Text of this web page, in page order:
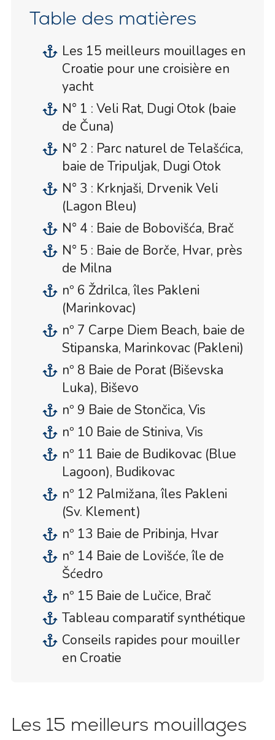
Table des matières
Les 15 meilleurs mouillages en
Croatie pour une croisière en
yacht
N° 1 : Veli Rat, Dugi Otok (baie
de Čuna)
N° 2 : Parc naturel de Telašćica,
baie de Tripuljak, Dugi Otok
N° 3 : Krknjaši, Drvenik Veli
(Lagon Bleu)
N° 4 : Baie de Bobovišća, Brač
N° 5 : Baie de Borče, Hvar, près
de Milna
nº 6 Ždrilca, îles Pakleni
(Marinkovac)
nº 7 Carpe Diem Beach, baie de
Stipanska, Marinkovac (Pakleni)
nº 8 Baie de Porat (Biševska
Luka), Biševo
nº 9 Baie de Stončica, Vis
nº 10 Baie de Stiniva, Vis
nº 11 Baie de Budikovac (Blue
Lagoon), Budikovac
nº 12 Palmižana, îles Pakleni
(Sv. Klement)
nº 13 Baie de Pribinja, Hvar
nº 14 Baie de Lovišće, île de
Šćedro
nº 15 Baie de Lučice, Brač
Tableau comparatif synthétique
Conseils rapides pour mouiller
en Croatie
Les 15 meilleurs mouillages